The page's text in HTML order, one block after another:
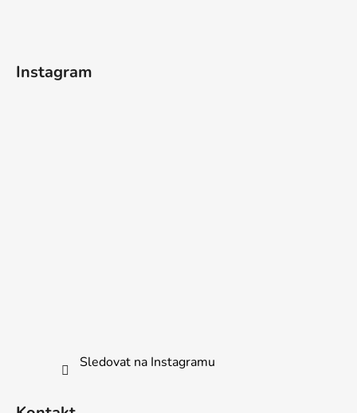
Instagram
Sledovat na Instagramu